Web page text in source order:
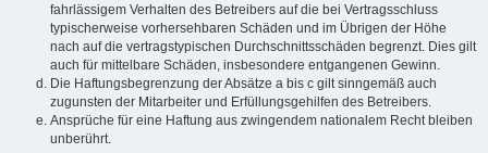
fahrlässigem Verhalten des Betreibers auf die bei Vertragsschluss
typischerweise vorhersehbaren Schäden und im Übrigen der Höhe
nach auf die vertragstypischen Durchschnittsschäden begrenzt. Dies gilt
auch für mittelbare Schäden, insbesondere entgangenen Gewinn.
Die Haftungsbegrenzung der Absätze a bis c gilt sinngemäß auch
zugunsten der Mitarbeiter und Erfüllungsgehilfen des Betreibers.
Ansprüche für eine Haftung aus zwingendem nationalem Recht bleiben
unberührt.